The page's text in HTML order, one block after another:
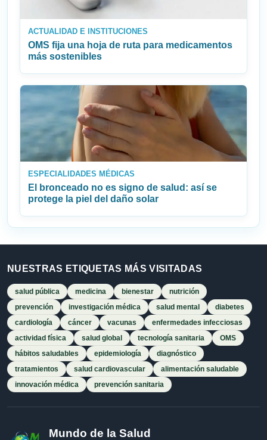
ACTUALIDAD E INSTITUCIONES
OMS fija una hoja de ruta para medicamentos
más sostenibles
ESPECIALIDADES MÉDICAS
El bronceado no es signo de salud: así se
protege la piel del daño solar
NUESTRAS ETIQUETAS MÁS VISITADAS
salud pública medicina bienestar
nutrición
prevención
investigación médica salud mental
diabetes
cardiología
cáncer vacunas
enfermedades infecciosas
actividad física
salud global tecnología sanitaria
OMS
hábitos saludables
epidemiología
diagnóstico
tratamientos
salud cardiovascular
alimentación saludable
innovación médica
prevención sanitaria
Mundo de la Salud